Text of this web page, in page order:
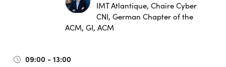
IMT Atlantique, Chaire Cyber
CNI, German Chapter of the
ACM, GI, ACM
09:00 - 13:00